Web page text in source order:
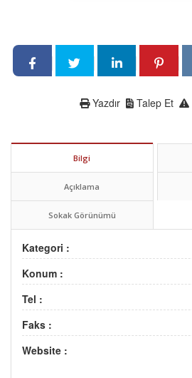
Talep Et
Yazdır
Bilgi
Açıklama
Sokak Görünümü
Kategori :
Konum :
Tel :
Faks :
Website :